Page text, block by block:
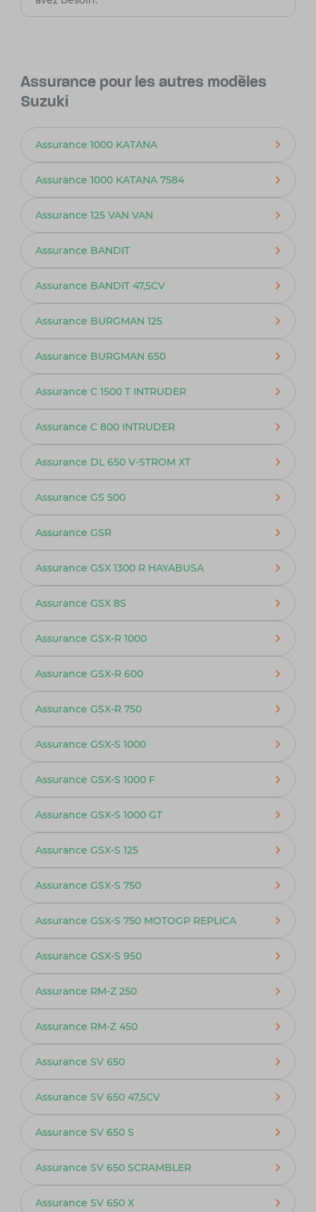
Assurance pour les autres modèles
Suzuki
Assurance 1000 KATANA
Assurance 1000 KATANA 7584
Assurance 125 VAN VAN
Assurance BANDIT
Assurance BANDIT 47,5CV
Assurance BURGMAN 125
Assurance BURGMAN 650
Assurance C 1500 T INTRUDER
Assurance C 800 INTRUDER
Assurance DL 650 V-STROM XT
Assurance GS 500
Assurance GSR
Assurance GSX 1300 R HAYABUSA
Assurance GSX 8S
Assurance GSX-R 1000
Assurance GSX-R 600
Assurance GSX-R 750
Assurance GSX-S 1000
Assurance GSX-S 1000 F
Assurance GSX-S 1000 GT
Assurance GSX-S 125
Assurance GSX-S 750
Assurance GSX-S 750 MOTOGP REPLICA
Assurance GSX-S 950
Assurance RM-Z 250
Assurance RM-Z 450
Assurance SV 650
Assurance SV 650 47,5CV
Assurance SV 650 S
Assurance SV 650 SCRAMBLER
Assurance SV 650 X